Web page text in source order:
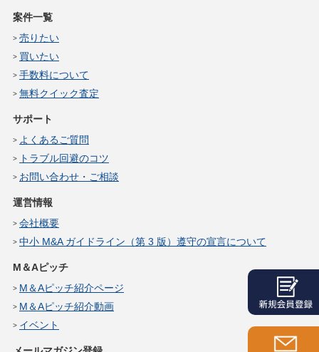
案件一覧
売りたい
買いたい
手数料について
無料クイック査定
サポート
よくあるご質問
トラブル回避のコツ
お問い合わせ・ご相談
運営情報
会社概要
中小 M&A ガイドライン（第 3 版）遵守の宣言について
M＆Aピッチ
M＆Aピッチ紹介ページ
M＆Aピッチ紹介動画
イベント